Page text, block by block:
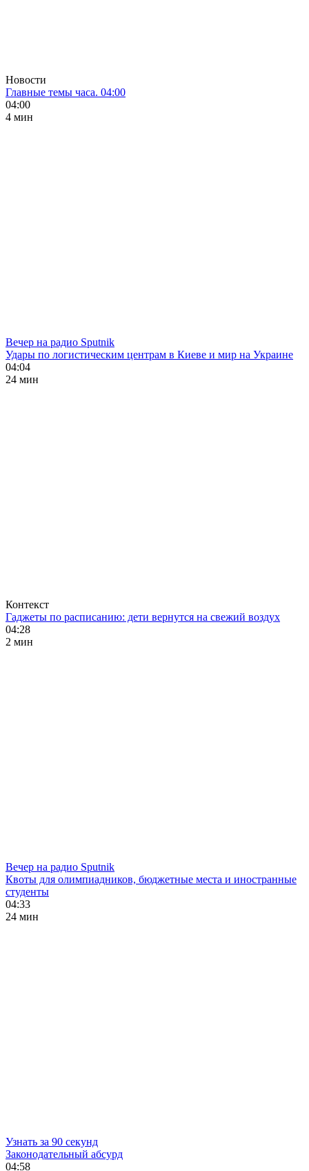
Новости
Главные темы часа. 04:00
04:00
4 мин
Вечер на радио Sputnik
Удары по логистическим центрам в Киеве и мир на Украине
04:04
24 мин
Контекст
Гаджеты по расписанию: дети вернутся на свежий воздух
04:28
2 мин
Вечер на радио Sputnik
Квоты для олимпиадников, бюджетные места и иностранные
студенты
04:33
24 мин
Узнать за 90 секунд
Законодательный абсурд
04:58